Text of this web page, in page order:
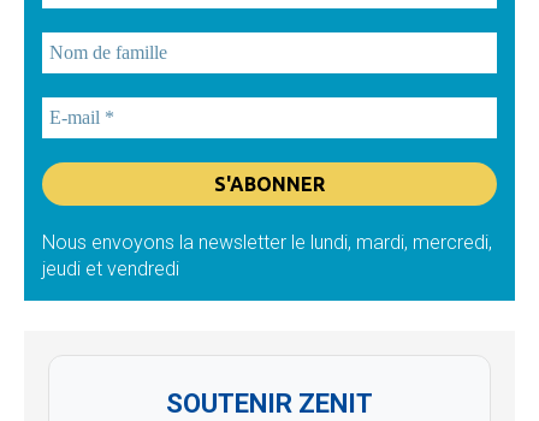
Nous envoyons la newsletter le lundi, mardi, mercredi,
jeudi et vendredi
SOUTENIR ZENIT